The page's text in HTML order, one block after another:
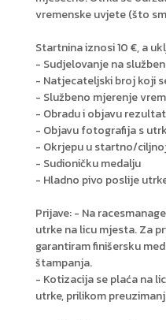
vremenske uvjete (što
Startnina iznosi 10 €, a
- Sudjelovanje na
- Natjecateljski broj koji
- Službeno mjerenje
- Obradu i objavu
- Objavu fotografija s
- Okrjepu u startno/
- Sudioničku medalju
- Hladno pivo poslije
Prijave: - Na
utrke na licu mjesta. Za
garantiram finišersku
štampanja.
- Kotizacija se plaća na
utrke, prilikom